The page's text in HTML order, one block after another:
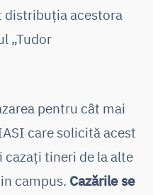
distribuția acestora
„Tudor
pentru cât mai
care solicită acest
cazați tineri de la alte
campus. Cazările se